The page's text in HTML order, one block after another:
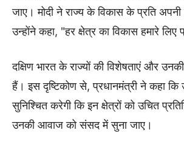
जाए। मोदी ने राज्य के विकास के प्रति अपनी
उन्होंने कहा, "हर क्षेत्र का विकास हमारे लिए
दक्षिण भारत के राज्यों की विशेषताएं और
हैं। इस दृष्टिकोण से, प्रधानमंत्री ने कहा
सुनिश्चित करेगी कि इन क्षेत्रों को उचित
उनकी आवाज को संसद में सुना जाए।